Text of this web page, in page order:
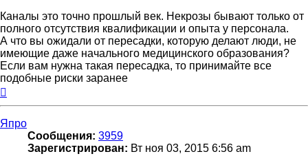
Каналы это точно прошлый век. Некрозы бывают только от
полного отсутствия квалификации и опыта у персонала.
А что вы ожидали от пересадки, которую делают люди, не
имеющие даже начального медицинского образования?
Если вам нужна такая пересадка, то принимайте все
подобные риски заранее
Япро
Сообщения: 3959
Зарегистрирован: Вт ноя 03, 2015 6:56 am